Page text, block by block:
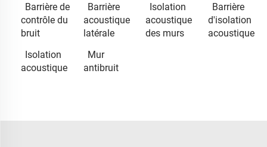
Barrière de
contrôle du
bruit
Barrière
acoustique
latérale
Isolation
acoustique
des murs
Barrière
d'isolation
acoustique
Isolation
acoustique
Mur
antibruit